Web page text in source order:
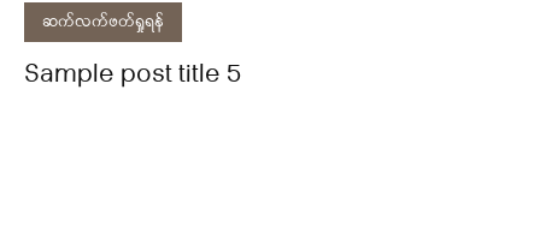
ဆက်လက်ဖတ်ရှုရန်
Sample post title 5